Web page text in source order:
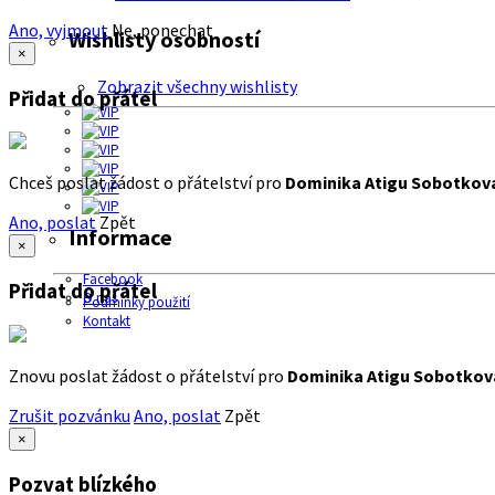
Wishlisty osobností
Zobrazit všechny wishlisty
Informace
Facebook
O nás
Podmínky použití
Kontakt
Ano, vyjmout Ne, ponechat
×
Přidat do přátel
Chceš poslat žádost o přátelství pro Dominika Atigu
Ano, poslat Zpět
×
Přidat do přátel
Znovu poslat žádost o přátelství pro Dominika Atigu
Zrušit pozvánku Ano, poslat Zpět
×
Pozvat blízkého